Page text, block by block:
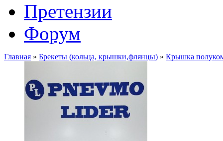
Претензии
Форум
Главная » Брекеты (кольца, крышки,флянцы) » Крышка